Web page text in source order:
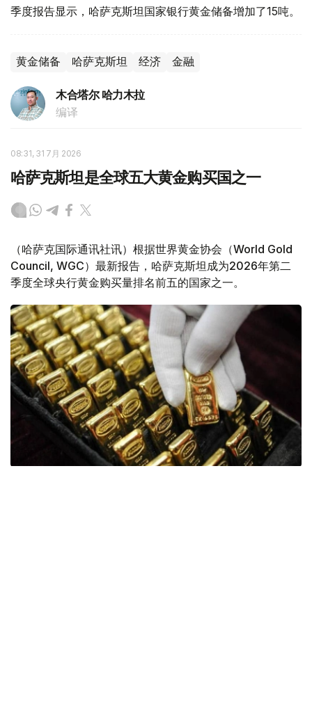
季度报告显示，哈萨克斯坦国家银行黄金储备增加了15吨。
黄金储备 哈萨克斯坦 经济 金融
木合塔尔 哈力木拉
编译
08:31, 31 7月 2026
哈萨克斯坦是全球五大黄金购买国之一
（哈萨克国际通讯社讯）根据世界黄金协会（World Gold
Council, WGC）最新报告，哈萨克斯坦成为2026年第二
季度全球央行黄金购买量排名前五的国家之一。